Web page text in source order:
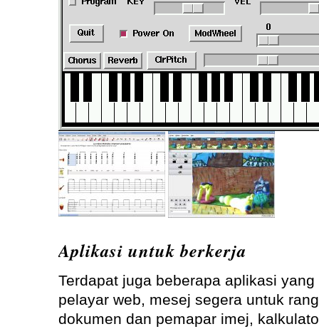
Aplikasi untuk berkerja
Terdapat juga beberapa aplikasi
pelayar web, mesej segera untuk
dokumen dan pemapar imej,